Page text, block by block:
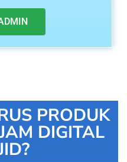
PRODUK
DIGITAL